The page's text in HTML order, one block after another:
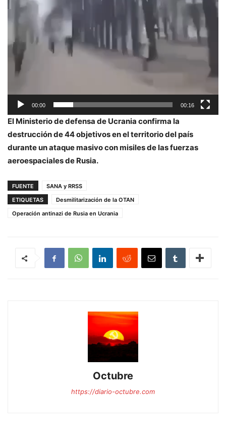
00:00 00:16
El Ministerio de defensa de Ucrania confirma la
destrucción de 44 objetivos en el territorio del país
durante un ataque masivo con misiles de las fuerzas
aeroespaciales de Rusia.
FUENTE
SANA y RRSS
ETIQUETAS
Desmilitarización de la OTAN
Operación antinazi de Rusia en Ucrania
Octubre
https://diario-octubre.com